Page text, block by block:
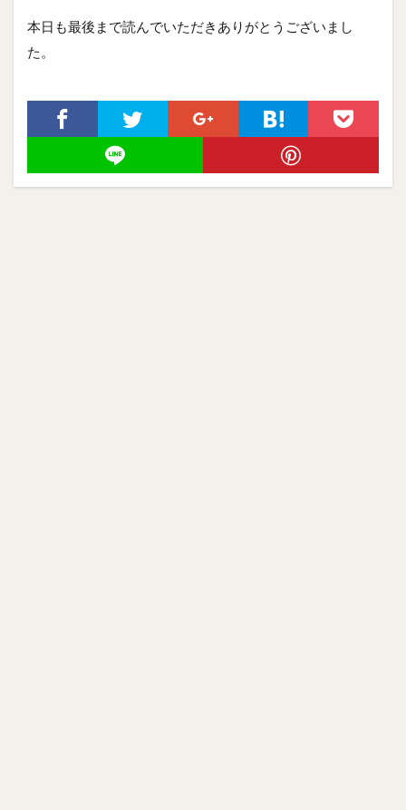
本日も最後まで読んでいただきありがとうございまし
た。